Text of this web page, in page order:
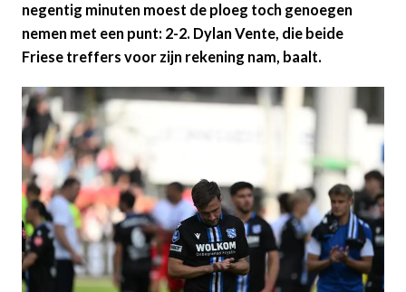
negentig minuten moest de ploeg toch genoegen
nemen met een punt: 2-2. Dylan Vente, die beide
Friese treffers voor zijn rekening nam, baalt.